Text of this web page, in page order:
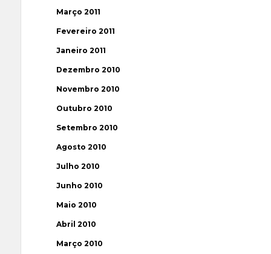
Março 2011
Fevereiro 2011
Janeiro 2011
Dezembro 2010
Novembro 2010
Outubro 2010
Setembro 2010
Agosto 2010
Julho 2010
Junho 2010
Maio 2010
Abril 2010
Março 2010